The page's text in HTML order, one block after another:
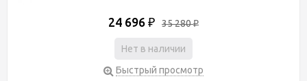
24 696 ₽ 35 280₽
Нет в наличии
Быстрый просмотр